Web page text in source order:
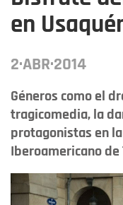
en
2·ABR·2014
Géneros como el
tragicomedia, la
protagonistas en
Iberoamericano de